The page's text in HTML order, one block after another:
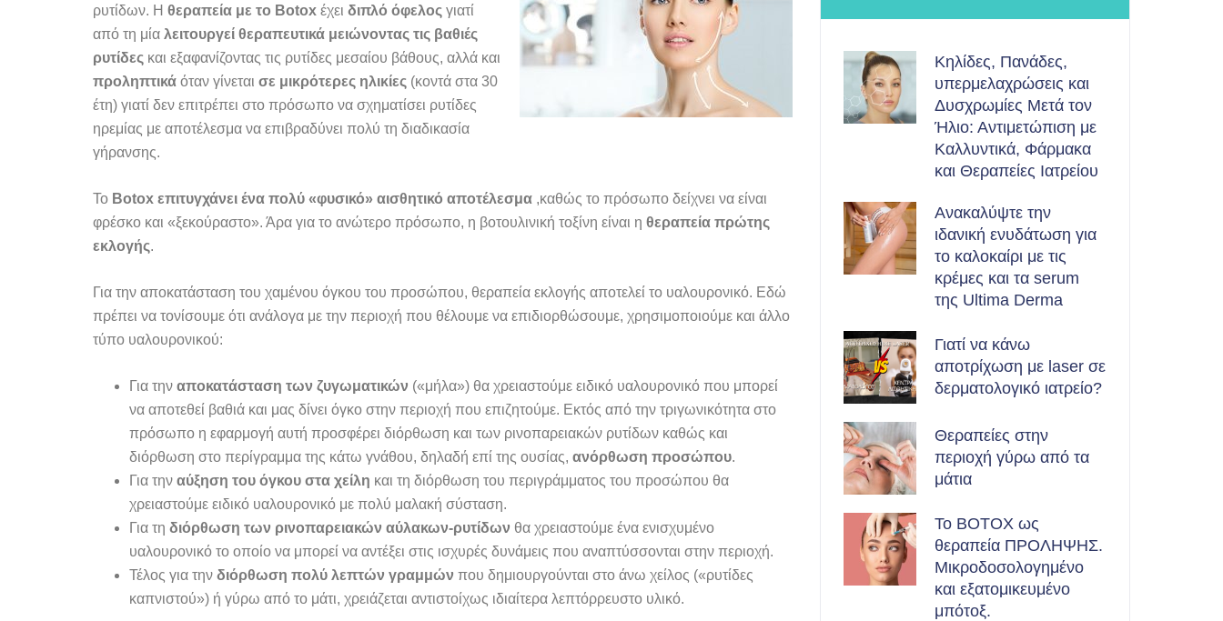
ρυτίδων. Η θεραπεία με το Botox έχει διπλό όφελος γιατί
από τη μία λειτουργεί θεραπευτικά μειώνοντας τις βαθιές
ρυτίδες και εξαφανίζοντας τις ρυτίδες μεσαίου βάθους, αλλά και
προληπτικά όταν γίνεται σε μικρότερες ηλικίες (κοντά στα 30
έτη) γιατί δεν επιτρέπει στο πρόσωπο να σχηματίσει ρυτίδες
ηρεμίας με αποτέλεσμα να επιβραδύνει πολύ τη διαδικασία
γήρανσης.
Το Botox επιτυγχάνει ένα πολύ «φυσικό» αισθητικό αποτέλεσμα ,καθώς το πρόσωπο δείχνει να είναι
φρέσκο και «ξεκούραστο». Άρα για το ανώτερο πρόσωπο, η βοτουλινική τοξίνη είναι η θεραπεία πρώτης
εκλογής.
Για την αποκατάσταση του χαμένου όγκου του προσώπου, θεραπεία εκλογής αποτελεί το υαλουρονικό. Εδώ
πρέπει να τονίσουμε ότι ανάλογα με την περιοχή που θέλουμε να επιδιορθώσουμε, χρησιμοποιούμε και άλλο
τύπο υαλουρονικού:
Για την αποκατάσταση των ζυγωματικών («μήλα») θα χρειαστούμε ειδικό υαλουρονικό που μπορεί
να αποτεθεί βαθιά και μας δίνει όγκο στην περιοχή που επιζητούμε. Εκτός από την τριγωνικότητα στο
πρόσωπο η εφαρμογή αυτή προσφέρει διόρθωση και των ρινοπαρειακών ρυτίδων καθώς και
διόρθωση στο περίγραμμα της κάτω γνάθου, δηλαδή επί της ουσίας, ανόρθωση προσώπου.
Για την αύξηση του όγκου στα χείλη και τη διόρθωση του περιγράμματος του προσώπου θα
χρειαστούμε ειδικό υαλουρονικό με πολύ μαλακή σύσταση.
Για τη διόρθωση των ρινοπαρειακών αύλακων-ρυτίδων θα χρειαστούμε ένα ενισχυμένο
υαλουρονικό το οποίο να μπορεί να αντέξει στις ισχυρές δυνάμεις που αναπτύσσονται στην περιοχή.
Τέλος για την διόρθωση πολύ λεπτών γραμμών που δημιουργούνται στο άνω χείλος («ρυτίδες
καπνιστού») ή γύρω από το μάτι, χρειάζεται αντιστοίχως ιδιαίτερα λεπτόρρευστο υλικό.
Κηλίδες, Πανάδες,
υπερμελαχρώσεις και
Δυσχρωμίες Μετά τον
Ήλιο: Αντιμετώπιση με
Καλλυντικά, Φάρμακα
και Θεραπείες Ιατρείου
Ανακαλύψτε την
ιδανική ενυδάτωση για
το καλοκαίρι με τις
κρέμες και τα serum
της Ultima Derma
Γιατί να κάνω
αποτρίχωση με laser σε
δερματολογικό ιατρείο?
Θεραπείες στην
περιοχή γύρω από τα
μάτια
Το BOTOX ως
θεραπεία ΠΡΟΛΗΨΗΣ.
Μικροδοσολογημένο
και εξατομικευμένο
μπότοξ.